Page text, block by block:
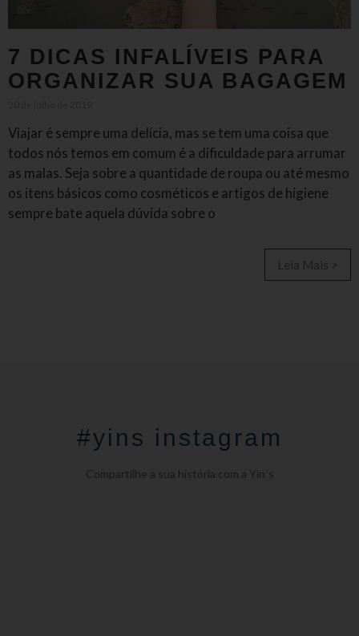
7 DICAS INFALÍVEIS PARA
ORGANIZAR SUA BAGAGEM
Viajar é sempre uma delícia, mas se tem uma coisa que
todos nós temos em comum é a dificuldade para arrumar
as malas. Seja sobre a quantidade de roupa ou até mesmo
os itens básicos como cosméticos e artigos de higiene
sempre bate aquela dúvida sobre o
Leia Mais >
#yins instagram
Compartilhe a sua história com a Yin´s